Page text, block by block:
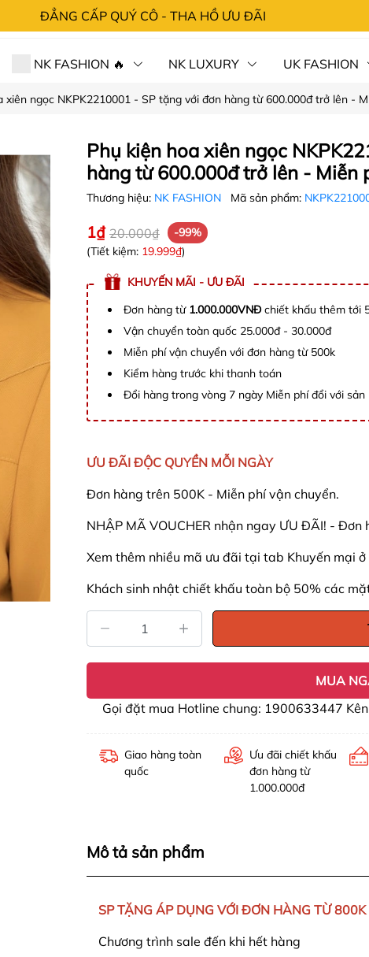
ĐẲNG CẤP QUÝ CÔ - THA HỒ ƯU ĐÃI
NK FASHION 🔥 NK LUXURY UK FASHION
xiên ngọc NKPK2210001 - SP tặng với đơn hàng từ 600.000đ trở lên -
Phụ kiện hoa xiên ngọc
hàng từ 600.000đ trở lên - Miễn
Thương hiệu: NK FASHION Mã sản phẩm:
1₫ 20.000₫
-99%
(Tiết kiệm: 19.999₫)
KHUYẾN MÃI - ƯU ĐÃI
Đơn hàng từ 1.000.000VNĐchiết khấu thêm tới
Vận chuyển toàn quốc 25.000đ - 30.000đ
Miễn phí vận chuyển với đơn hàng từ 500k
Kiểm hàng trước khi thanh toán
Đổi hàng trong vòng 7 ngày Miễn phí đổi với sản
ƯU ĐÃI ĐỘC QUYỀN MỖI NGÀY
Đơn hàng trên 500K - Miễn phí vận chuyển.
NHẬP MÃ VOUCHER nhận ngay ƯU ĐÃI! - Đơn
Xem thêm nhiều mã ưu đãi tại tab Khuyến mại
Khách sinh nhật chiết khấu toàn bộ 50% các
MUA
Gọi đặt mua Hotline chung: 1900633447
Giao hàng toàn
quốc
Ưu đãi chiết khấu
đơn hàng từ
1.000.000đ
Mô tả sản phẩm
SP TẶNG ÁP DỤNG VỚI ĐƠN HÀNG TỪ 800K
Chương trình sale đến khi hết hàng